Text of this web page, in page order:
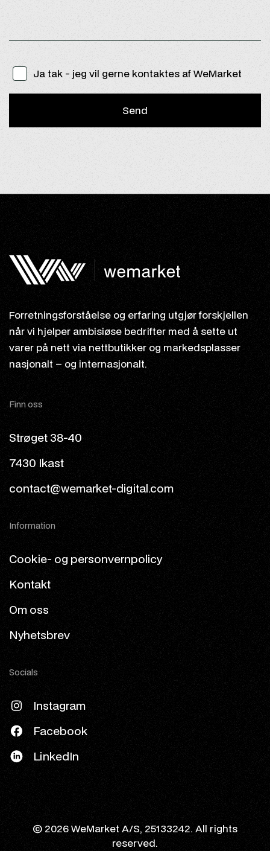
Ja tak - jeg vil gerne kontaktes af WeMarket
Forretningsforståelse og erfaring utgjør forskjellen
når vi hjelper ambisiøse bedrifter med å sette ut
varer på nett via nettbutikker og markedsplasser
nasjonalt – og internasjonalt.
Finn oss
Strøget 38-40
7430 Ikast
contact@wemarket-digital.com
Information
Cookie- og personvernpolicy
Kontakt
Om oss
Nyhetsbrev
Socials
Instagram
Facebook
LinkedIn
© 2026 WeMarket A/S, 25133242. All rights
reserved.